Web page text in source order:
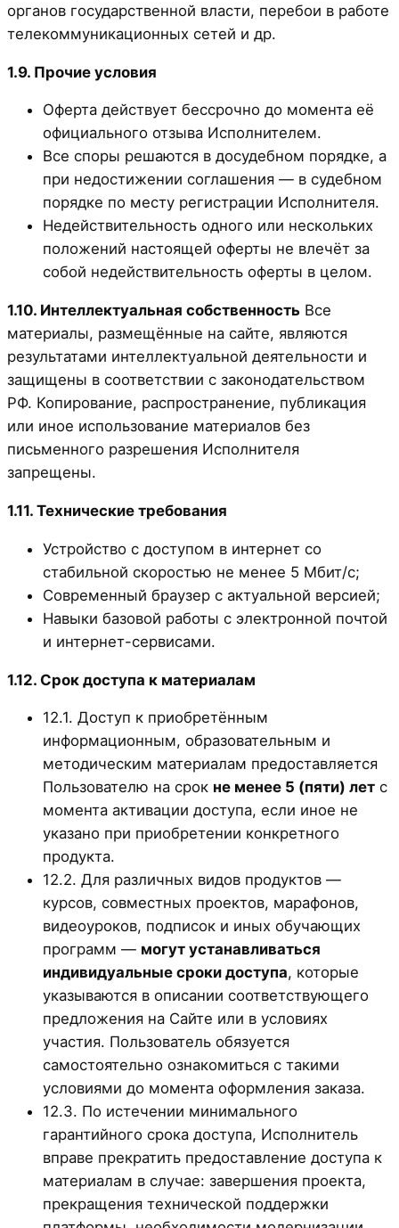
органов государственной власти, перебои в работе
телекоммуникационных сетей и др.
1.9. Прочие условия
Оферта действует бессрочно до момента её
официального отзыва Исполнителем.
Все споры решаются в досудебном порядке, а
при недостижении соглашения — в судебном
порядке по месту регистрации Исполнителя.
Недействительность одного или нескольких
положений настоящей оферты не влечёт за
собой недействительность оферты в целом.
1.10. Интеллектуальная собственность Все
материалы, размещённые на сайте, являются
результатами интеллектуальной деятельности и
защищены в соответствии с законодательством
РФ. Копирование, распространение, публикация
или иное использование материалов без
письменного разрешения Исполнителя
запрещены.
1.11. Технические требования
Устройство с доступом в интернет со
стабильной скоростью не менее 5 Мбит/с;
Современный браузер с актуальной версией;
Навыки базовой работы с электронной почтой
и интернет-сервисами.
1.12. Срок доступа к материалам
12.1. Доступ к приобретённым
информационным, образовательным и
методическим материалам предоставляется
Пользователю на срок не менее 5 (пяти) лет с
момента активации доступа, если иное не
указано при приобретении конкретного
продукта.
12.2. Для различных видов продуктов —
курсов, совместных проектов, марафонов,
видеоуроков, подписок и иных обучающих
программ — могут устанавливаться
индивидуальные сроки доступа, которые
указываются в описании соответствующего
предложения на Сайте или в условиях
участия. Пользователь обязуется
самостоятельно ознакомиться с такими
условиями до момента оформления заказа.
12.3. По истечении минимального
гарантийного срока доступа, Исполнитель
вправе прекратить предоставление доступа к
материалам в случае: завершения проекта,
прекращения технической поддержки